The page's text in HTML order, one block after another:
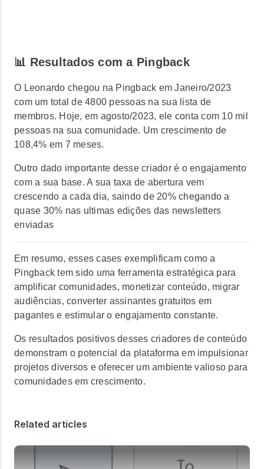
📊 Resultados com a Pingback
O Leonardo chegou na Pingback em Janeiro/2023
com um total de 4800 pessoas na sua lista de
membros. Hoje, em agosto/2023, ele conta com 10 mil
pessoas na sua comunidade. Um crescimento de
108,4% em 7 meses.
Outro dado importante desse criador é o engajamento
com a sua base. A sua taxa de abertura vem
crescendo a cada dia, saindo de 20% chegando a
quase 30% nas ultimas edições das newsletters
enviadas
Em resumo, esses cases exemplificam como a
Pingback tem sido uma ferramenta estratégica para
amplificar comunidades, monetizar conteúdo, migrar
audiências, converter assinantes gratuitos em
pagantes e estimular o engajamento constante.
Os resultados positivos desses criadores de conteúdo
demonstram o potencial da plataforma em impulsionar
projetos diversos e oferecer um ambiente valioso para
comunidades em crescimento.
Related articles